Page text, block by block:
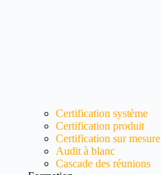
Certification système
Certification produit
Certification sur mesure
Audit à blanc
Cascade des réunions